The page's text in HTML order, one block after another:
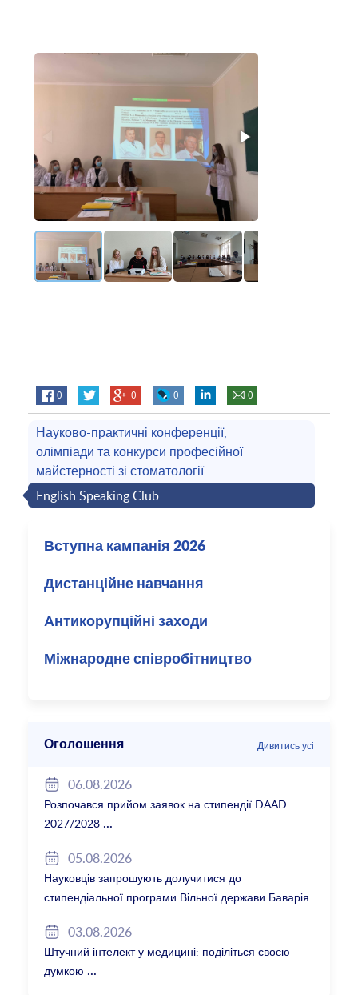
0 0 0 0
Науково-практичні конференції,
олімпіади та конкурси професійної
майстерності зі стоматології
English Speaking Club
Вступна кампанія 2026
Дистанційне навчання
Антикорупційні заходи
Міжнародне співробітництво
Оголошення Дивитись усі
06.08.2026
Розпочався прийом заявок на стипендії DAAD
2027/2028
05.08.2026
Науковців запрошують долучитися до
стипендіальної програми Вільної держави Баварія
03.08.2026
Штучний інтелект у медицині: поділіться своєю
думкою